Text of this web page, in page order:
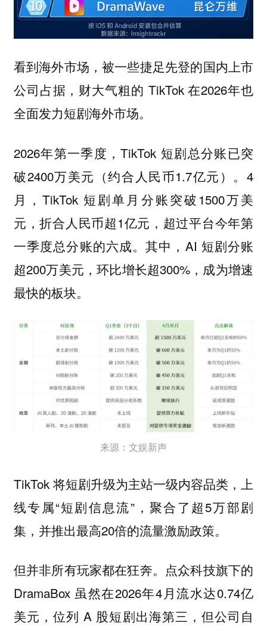
看到海外市场，被一些捷足先登的国内上市
公司占据，财大气粗的 TikTok 在2026年也
全面发力短剧海外市场。
2026年第一季度，TikTok 短剧总分账已突
破2400万美元（约合人民币1.7亿元）。4
月，TikTok 短剧单月分账突破1500万美
元，折合人民币超1亿元，超过平台今年第
一季度总分账的六成。其中，AI 短剧分账
超200万美元，环比增长超300%，成为增速
最快的板块。
来源：文娱新声
TikTok 将短剧升级为主站一级内容品类，上
线专属“短剧信息流”，聚合了超5万部剧
集，并推出最高20倍的流量激励政策。
但并非所有玩家都在狂奔。点众科技旗下的
DramaBox 虽然在2026年4月流水达0.74亿
美元，位列 A 股短剧出海第三，但公司自